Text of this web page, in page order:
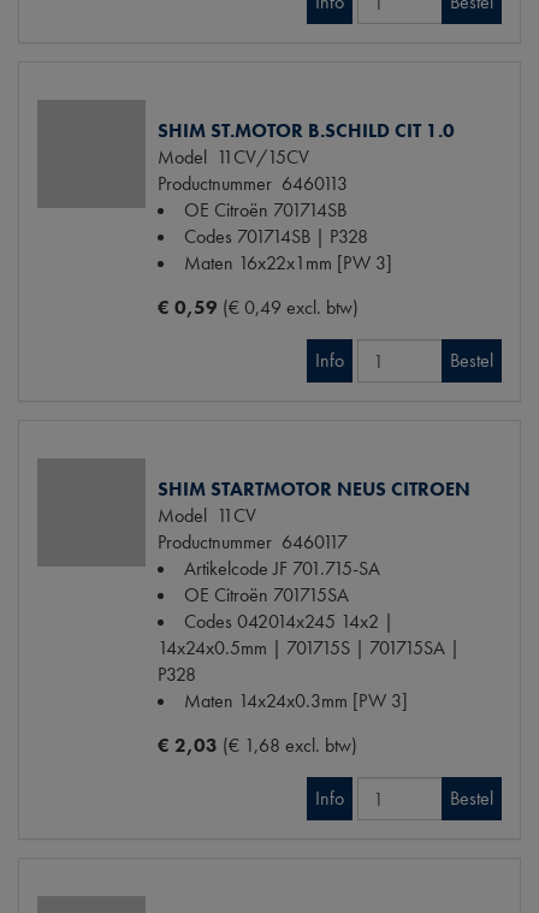
SHIM ST.MOTOR B.SCHILD CIT 1.0
Model 11CV/15CV
Productnummer 6460113
OE Citroën 701714SB
Codes 701714SB | P328
Maten 16x22x1mm [PW 3]
€ 0,59 (€ 0,49 excl. btw)
Info Bestel
SHIM STARTMOTOR NEUS CITROEN
Model 11CV
Productnummer 6460117
Artikelcode JF 701.715-SA
OE Citroën 701715SA
Codes 042014x245 14x2 |
14x24x0.5mm | 701715S | 701715SA |
P328
Maten 14x24x0.3mm [PW 3]
€ 2,03 (€ 1,68 excl. btw)
Info Bestel